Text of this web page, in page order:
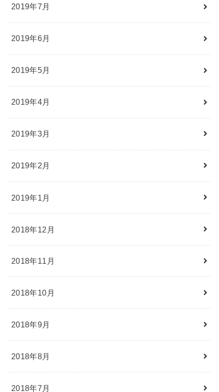
2019年7月
2019年6月
2019年5月
2019年4月
2019年3月
2019年2月
2019年1月
2018年12月
2018年11月
2018年10月
2018年9月
2018年8月
2018年7月